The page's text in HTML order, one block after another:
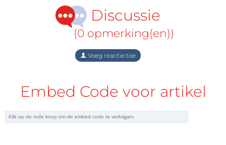
Discussie
(0 opmerking(en))
Voeg reactie toe
Embed Code voor artikel